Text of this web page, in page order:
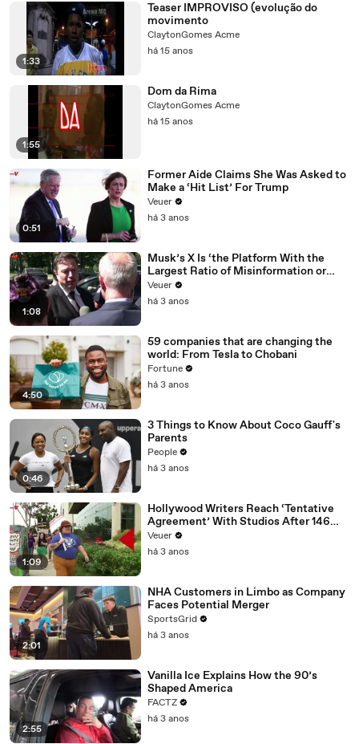
1:33
Teaser IMPROVISO (evolução do
movimento
ClaytonGomes Acme
há 15 anos
1:55
Dom da Rima
ClaytonGomes Acme
há 15 anos
0:51
Former Aide Claims She Was Asked to
Make a ‘Hit List’ For Trump
Veuer
há 3 anos
1:08
Musk’s X Is ‘the Platform With the
Largest Ratio of Misinformation or
Disinformation’ Amongst All Social
Media Platforms
Veuer
há 3 anos
4:50
59 companies that are changing the
world: From Tesla to Chobani
Fortune
há 3 anos
0:46
3 Things to Know About Coco Gauff's
Parents
People
há 3 anos
1:09
Hollywood Writers Reach ‘Tentative
Agreement’ With Studios After 146
Day Strike
Veuer
há 3 anos
2:01
NHA Customers in Limbo as Company
Faces Potential Merger
SportsGrid
há 3 anos
2:55
Vanilla Ice Explains How the 90’s
Shaped America
FACTZ
há 3 anos